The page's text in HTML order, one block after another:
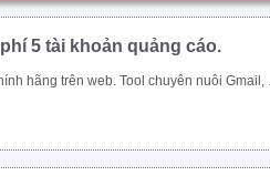
5 tài khoản quảng cáo.
các tool tự động thông qua ứng dụng này - Auto đăng nhập gmail, auto nuôi mail, auto tạo tài khoản quảng cáo, auto add thẻ, auto kháng....